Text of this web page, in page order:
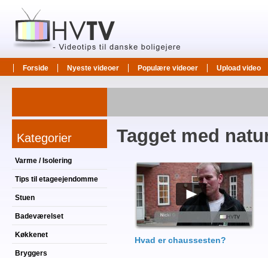
Forside Nyeste videoer Populære videoer Upload video
Kategorier
Varme / Isolering
Tips til etageejendomme
Stuen
Badeværelset
Køkkenet
Bryggers
Tagget med
Hvad er chaussesten?